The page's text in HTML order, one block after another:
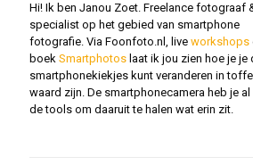
Hi! Ik ben Janou Zoet. Freelance fotograaf
specialist op het gebied van smartphone
fotografie. Via Foonfoto.nl, live workshops
boek Smartphotos laat ik jou zien hoe je
smartphonekiekjes kunt veranderen in
waard zijn. De smartphonecamera heb je
de tools om daaruit te halen wat erin zit.